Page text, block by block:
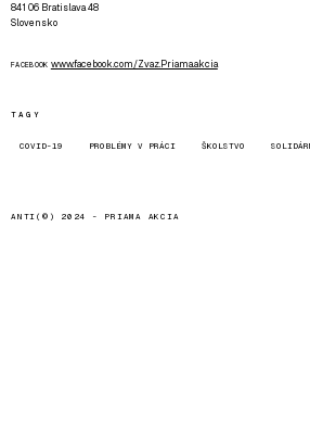
841 06 Bratislava 48
Slovensko
FACEBOOK www.facebook.com/Zvaz.Priama.akcia
TAGY
COVID-19 PROBLÉMY V PRÁCI ŠKOLSTVO
ANTI(©) 2024 - PRIAMA AKCIA